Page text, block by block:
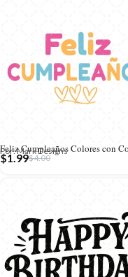
Por: Mark Designs
$4.00
$1.99